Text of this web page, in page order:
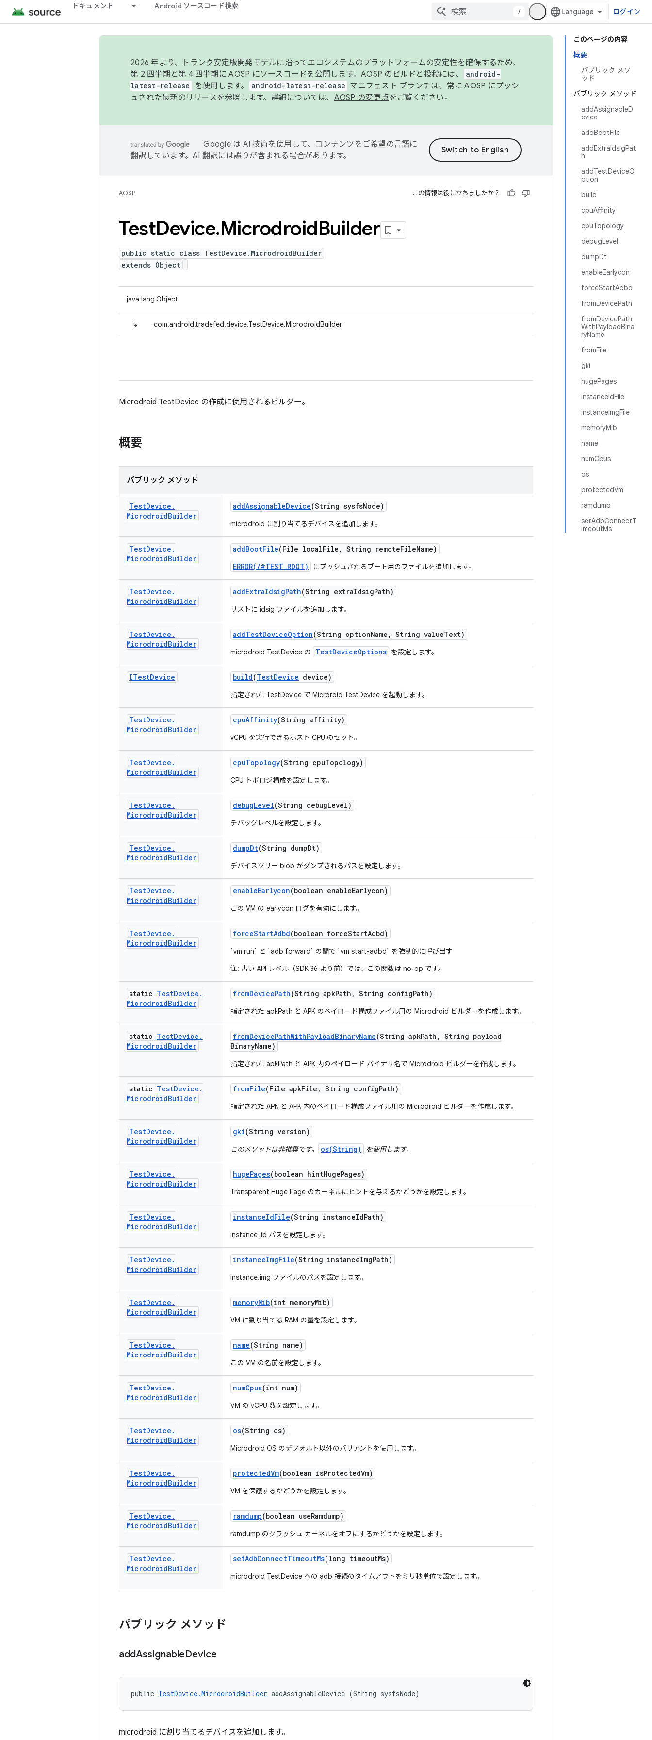
ドキュメント Android ソースコード検索
/ ログイン
このページの内容
概要
パブリック メソ
ッド
パブリック メソッド
addAssignableD
evice
addBootFile
addExtraIdsigPat
h
addTestDeviceO
ption
build
cpuAffinity
cpuTopology
debugLevel
dumpDt
enableEarlycon
forceStartAdbd
fromDevicePath
fromDevicePath
WithPayloadBina
ryName
fromFile
gki
hugePages
instanceIdFile
instanceImgFile
memoryMib
name
numCpus
os
protectedVm
ramdump
setAdbConnectT
imeoutMs
2026 年より、トランク安定版開発モデルに沿ってエコシステムのプラットフォームの安定性を確保するため、
第 2 四半期と第 4 四半期に AOSP にソースコードを公開します。AOSP のビルドと投稿には、
android-
latest-release
を使用します。 android-latest-release マニフェスト ブランチは、常に AOSP にプッシ
ュされた最新のリリースを参照します。詳細については、 AOSP の変更点をご覧ください。
Google は AI 技術を使用して、コンテンツをご希望の言語に
翻訳しています。AI 翻訳には誤りが含まれる場合があります。
AOSP この情報は役に立ちましたか？
TestDevice.MicrodroidBuilder
public static class TestDevice.MicrodroidBuilder
extends Object
java.lang.Object
↳ com.android.tradefed.device.TestDevice.MicrodroidBuilder
Microdroid TestDevice の作成に使用されるビルダー。
概要
パブリック メソッド
TestDevice .
MicrodroidBuilder
addAssignableDevice(String sysfsNode)
microdroid に割り当てるデバイスを追加します。
TestDevice .
MicrodroidBuilder
addBootFile(File localFile , String remoteFileName)
ERROR(/#TEST_ROOT)
にプッシュされるブート用のファイルを追加します。
TestDevice .
MicrodroidBuilder
addExtraIdsigPath(String extraIdsigPath)
リストに idsig ファイルを追加します。
TestDevice .
MicrodroidBuilder
addTestDeviceOption(String optionName , String valueText)
microdroid TestDevice の TestDeviceOptions を設定します。
ITestDevice build(TestDevice device)
指定された TestDevice で Micrdroid TestDevice を起動します。
TestDevice .
MicrodroidBuilder
cpuAffinity(String affinity)
vCPU を実行できるホスト CPU のセット。
TestDevice .
MicrodroidBuilder
cpuTopology(String cpuTopology)
CPU トポロジ構成を設定します。
TestDevice .
MicrodroidBuilder
debugLevel(String debugLevel)
デバッグレベルを設定します。
TestDevice .
MicrodroidBuilder
dumpDt(String dumpDt)
デバイスツリー blob がダンプされるパスを設定します。
TestDevice .
MicrodroidBuilder
enableEarlycon(boolean enableEarlycon)
この VM の earlycon ログを有効にします。
TestDevice .
MicrodroidBuilder
forceStartAdbd(boolean forceStartAdbd)
`vm run` と `adb forward` の間で `vm start-adbd` を強制的に呼び出す
注: 古い API レベル（SDK 36 より前）では、この関数は no-op です。
static TestDevice .
MicrodroidBuilder
fromDevicePath(String apkPath , String configPath)
指定された apkPath と APK のペイロード構成ファイル用の Microdroid ビルダーを作成します。
static TestDevice .
MicrodroidBuilder
fromDevicePathWithPayloadBinaryName(String apkPath , String payload
BinaryName)
指定された apkPath と APK 内のペイロード バイナリ名で Microdroid ビルダーを作成します。
static TestDevice .
MicrodroidBuilder
fromFile(File apkFile , String configPath)
指定された APK と APK 内のペイロード構成ファイル用の Microdroid ビルダーを作成します。
TestDevice .
MicrodroidBuilder
gki(String version)
このメソッドは非推奨です。 os(String) を使用します。
TestDevice .
MicrodroidBuilder
hugePages(boolean hintHugePages)
Transparent Huge Page のカーネルにヒントを与えるかどうかを設定します。
TestDevice .
MicrodroidBuilder
instanceIdFile(String instanceIdPath)
instance_id パスを設定します。
TestDevice .
MicrodroidBuilder
instanceImgFile(String instanceImgPath)
instance.img ファイルのパスを設定します。
TestDevice .
MicrodroidBuilder
memoryMib(int memoryMib)
VM に割り当てる RAM の量を設定します。
TestDevice .
MicrodroidBuilder
name(String name)
この VM の名前を設定します。
TestDevice .
MicrodroidBuilder
numCpus(int num)
VM の vCPU 数を設定します。
TestDevice .
MicrodroidBuilder
os(String os)
Microdroid OS のデフォルト以外のバリアントを使用します。
TestDevice .
MicrodroidBuilder
protectedVm(boolean isProtectedVm)
VM を保護するかどうかを設定します。
TestDevice .
MicrodroidBuilder
ramdump(boolean useRamdump)
ramdump のクラッシュ カーネルをオフにするかどうかを設定します。
TestDevice .
MicrodroidBuilder
setAdbConnectTimeoutMs(long timeoutMs)
microdroid TestDevice への adb 接続のタイムアウトをミリ秒単位で設定します。
パブリック メソッド
addAssignableDevice
public TestDevice.MicrodroidBuilder addAssignableDevice (String sysfsNode)
microdroid に割り当てるデバイスを追加します。